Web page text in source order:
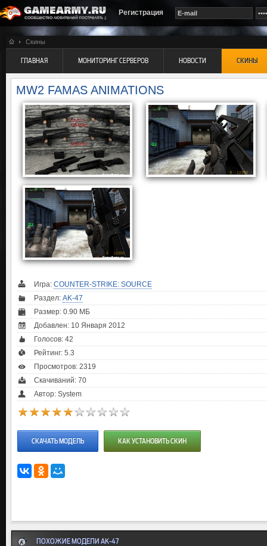
Регистрация
Скины
ГЛАВНАЯ МОНИТОРИНГ СЕРВЕРОВ НОВОСТИ СКИНЫ
MW2 FAMAS ANIMATIONS
Игра: COUNTER-STRIKE: SOURCE
Раздел: AK-47
Размер: 0.90 МБ
Добавлен: 10 Января 2012
Голосов: 42
Рейтинг: 5.3
Просмотров: 2319
Скачиваний: 70
Автор: System
СКАЧАТЬ МОДЕЛЬ КАК УСТАНОВИТЬ СКИН
ПОХОЖИЕ МОДЕЛИ AK-47